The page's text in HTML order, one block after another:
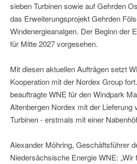
sieben Turbinen sowie auf Gehrden
das Erweiterungsprojekt Gehrden
Windenergieanalgen. Der Beginn der
für Mitte 2027 vorgesehen.
Mit diesen aktuellen Aufträgen setzt
Kooperation mit der Nordex Group
beauftragte WNE für den Windpark
Altenbergen Nordex mit der Lieferung
Turbinen - erstmals mit einer
Alexander Möhring, Geschäftsführer
Niedersächsische Energie WNE: